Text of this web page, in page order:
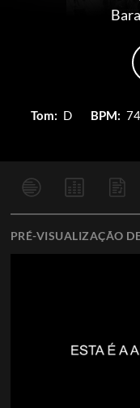
Tom: D BPM: 74
PRÉ-VISUALIZAÇÃO